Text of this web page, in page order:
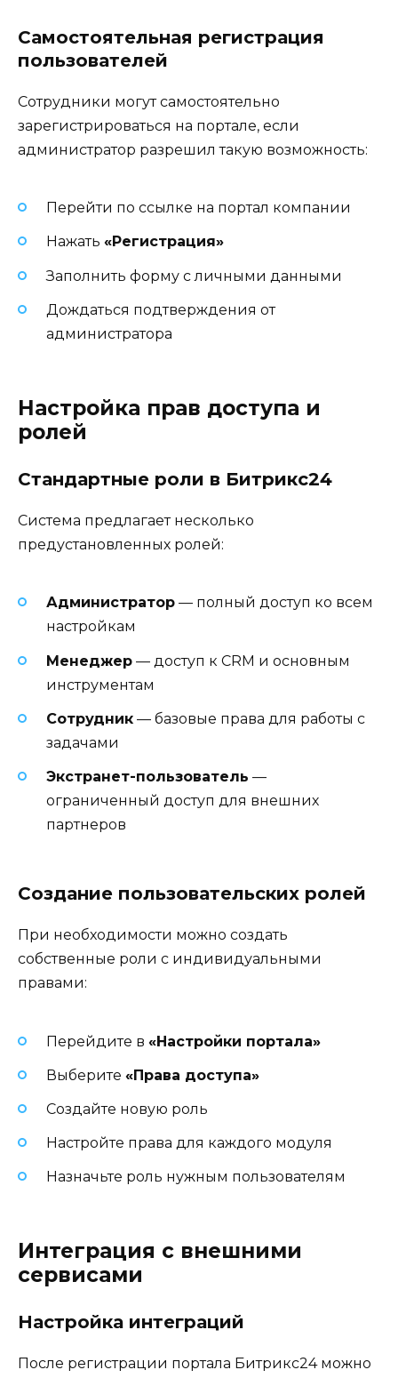
Самостоятельная регистрация
пользователей
Сотрудники могут самостоятельно
зарегистрироваться на портале, если
администратор разрешил такую возможность:
Перейти по ссылке на портал компании
Нажать «Регистрация»
Заполнить форму с личными данными
Дождаться подтверждения от
администратора
Настройка прав доступа и
ролей
Стандартные роли в Битрикс24
Система предлагает несколько
предустановленных ролей:
Администратор — полный доступ ко всем
настройкам
Менеджер — доступ к CRM и основным
инструментам
Сотрудник — базовые права для работы с
задачами
Экстранет-пользователь —
ограниченный доступ для внешних
партнеров
Создание пользовательских ролей
При необходимости можно создать
собственные роли с индивидуальными
правами:
Перейдите в «Настройки портала»
Выберите «Права доступа»
Создайте новую роль
Настройте права для каждого модуля
Назначьте роль нужным пользователям
Интеграция с внешними
сервисами
Настройка интеграций
После регистрации портала Битрикс24 можно